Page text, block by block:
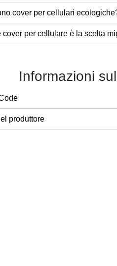
cover per cellulari
cover per cellulare è la scelta
Informazioni
produttore